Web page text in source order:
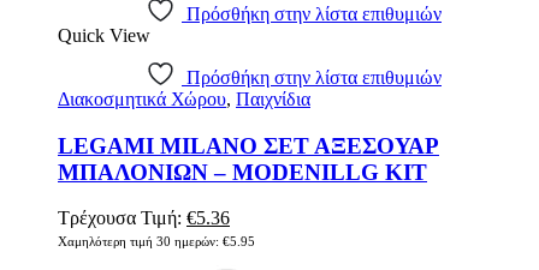
Πρόσθήκη στην λίστα επιθυμιών
Quick View
Πρόσθήκη στην λίστα επιθυμιών
Διακοσμητικά Χώρου, Παιχνίδια
LEGAMI MILANO ΣΕΤ ΑΞΕΣΟΥΑΡ
ΜΠΑΛΟΝΙΩΝ – MODENILLG KIT
Τρέχουσα Τιμή: Original
price
€5.36Η
τρέχουσα
Χαμηλότερη τιμή 30 ημερών: €5.95